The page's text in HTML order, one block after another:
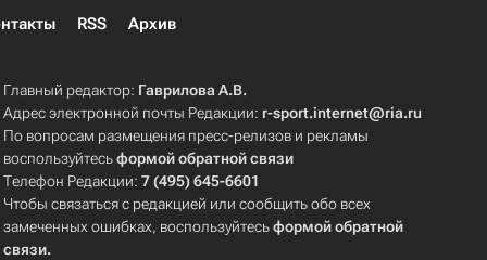
RSS Архив
Главный редактор: Гаврилова А.В.
Адрес электронной почты Редакции: r-sport.internet@ria.ru
По вопросам размещения пресс-релизов и рекламы
воспользуйтесьформой обратной связи
Телефон Редакции:7 (495) 645-6601
Чтобы связаться с редакцией или сообщить обо всех
замеченных ошибках, воспользуйтесьформой обратной
связи.